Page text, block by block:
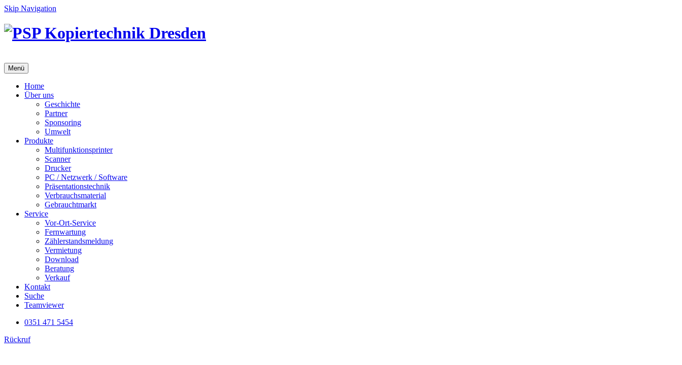
Skip Navigation
Menü
Home
Über uns
Geschichte
Partner
Sponsoring
Umwelt
Produkte
Multifunktionsprinter
Scanner
Drucker
PC / Netzwerk / Software
Präsentationstechnik
Verbrauchsmaterial
Gebrauchtmarkt
Service
Vor-Ort-Service
Fernwartung
Zählerstandsmeldung
Vermietung
Download
Beratung
Verkauf
Kontakt
Suche
Teamviewer
0351 471 5454
Rückruf